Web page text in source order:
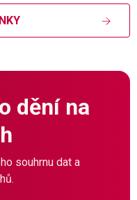
dění na
souhrnu dat a